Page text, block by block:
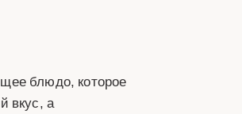
блюдо, которое
вкус, а